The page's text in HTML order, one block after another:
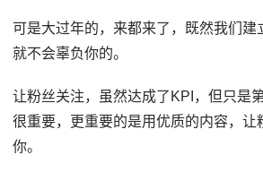
可是大过年的，来都来了，既然我们建
就不会辜负你的。
让粉丝关注，虽然达成了KPI，但只是
很重要，更重要的是用优质的内容，让
你。